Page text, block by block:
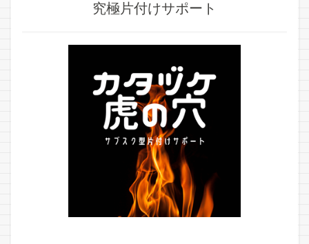
究極片付けサポート